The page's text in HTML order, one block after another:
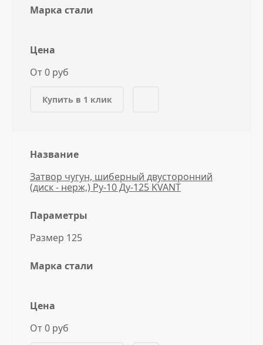
Марка стали
Цена
От 0 руб
Купить в 1 клик
Название
Затвор чугун, шиберный двусторонний
(диск - нерж,) Ру-10 Ду-125 KVANT
Параметры
Размер 125
Марка стали
Цена
От 0 руб